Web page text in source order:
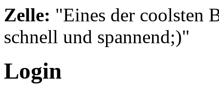
Zelle: "Eines der coolsten
schnell und spannend;)"
Login